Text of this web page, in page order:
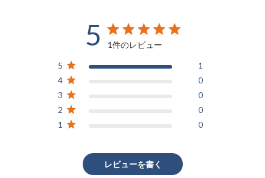
5 5 out of 5 stars 1 total reviews
1件のレビュー
5
1
4
0
3
0
2
0
1
0
レビューを書く